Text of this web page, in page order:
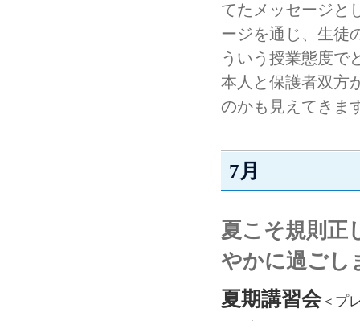
てたメッセージと
ージを通じ、生徒
ういう授業態度で
本人と保護者双方
のかも見えてきま
7月
夏こそ規則正
やかに過ごし
夏期講習会＜プ